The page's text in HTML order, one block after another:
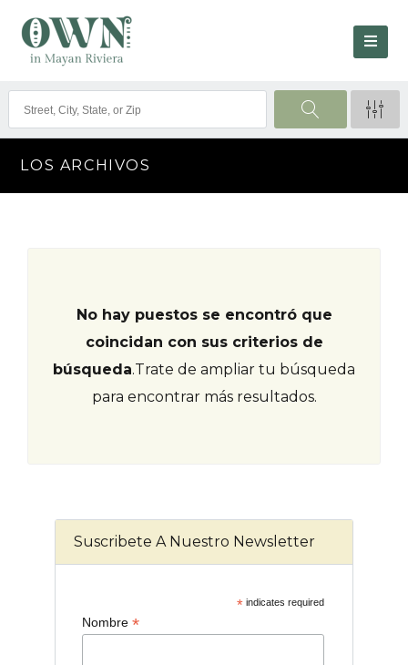
LOS ARCHIVOS
No hay puestos se encontró que
coincidan con sus criterios de
búsqueda.Trate de ampliar tu búsqueda
para encontrar más resultados.
Suscribete A Nuestro Newsletter
*indicates required
Nombre *